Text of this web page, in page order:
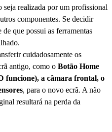
seja realizada por um profissional
componentes. Se decidir
que possui as ferramentas
cuidadosamente os
antigo, como o Botão Home
funcione), a câmara frontal, o
, para o novo ecrã. A não
resultará na perda da